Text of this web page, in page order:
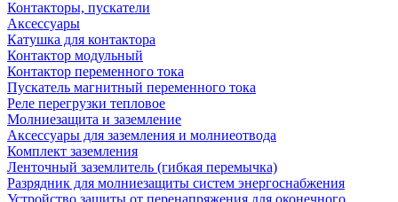
Контакторы, пускатели
Аксессуары
Катушка для контактора
Контактор модульный
Контактор переменного тока
Пускатель магнитный переменного тока
Реле перегрузки тепловое
Молниезащита и заземление
Аксессуары для заземления и молниеотвода
Комплект заземления
Ленточный заземлитель (гибкая перемычка)
Разрядник для молниезащиты систем энергоснабжения
Устройство защиты от перенапряжения для оконечного